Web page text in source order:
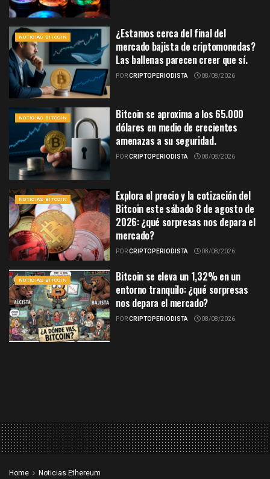
NOTICIAS BITCOIN
¿Estamos cerca del final del
mercado bajista de criptomonedas?
Las ballenas parecen creer que sí.
PORCRIPTOPERIODISTA 08/08/2026
NOTICIAS BITCOIN
Bitcoin se aproxima a los 65.000
dólares en medio de crecientes
amenazas a su seguridad.
PORCRIPTOPERIODISTA 08/08/2026
NOTICIAS BITCOIN
Explora el precio y la cotización del
Bitcoin este sábado 8 de agosto de
2026: ¿qué sorpresas nos depara el
mercado?
PORCRIPTOPERIODISTA 08/08/2026
NOTICIAS BITCOIN
Bitcoin se eleva un 1,32% en un
entorno tranquilo: ¿qué sorpresas
nos depara el mercado?
PORCRIPTOPERIODISTA 08/08/2026
Home Noticias Ethereum